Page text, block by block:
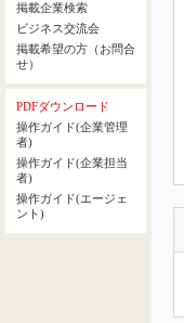
掲載企業検索
ビジネス交流会
掲載希望の方（お問合
せ）
PDFダウンロード
操作ガイド(企業管理
者)
操作ガイド(企業担当
者)
操作ガイド(エージェ
ント)